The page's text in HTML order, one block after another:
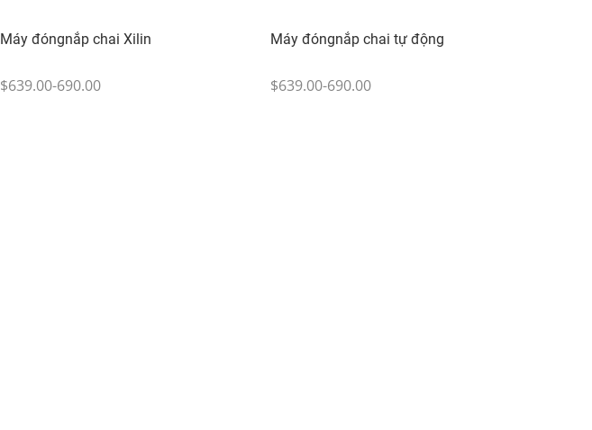
Máy đóngnắp chai Xilin
$639.00-690.00
Máy đóngnắp chai tự động
$639.00-690.00